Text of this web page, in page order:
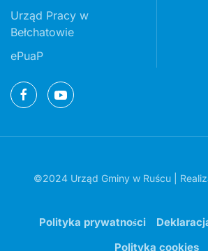
Urząd Pracy w
Bełchatowie
ePuaP
©2024 Urząd Gminy w Ruścu |
Polityka prywatności
Polityka cookies